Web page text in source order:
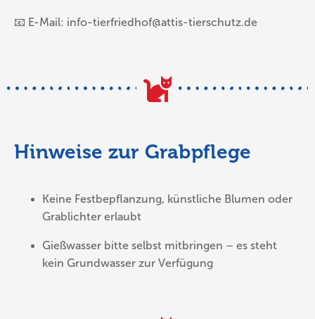
📧 E-Mail: info-tierfriedhof@attis-tierschutz.de
Hinweise zur Grabpflege
Keine Festbepflanzung, künstliche Blumen oder
Grablichter erlaubt
Gießwasser bitte selbst mitbringen – es steht
kein Grundwasser zur Verfügung